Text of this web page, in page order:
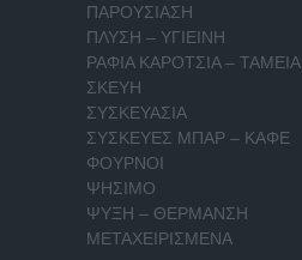
ΠΑΡΟΥΣΙΑΣΗ
ΠΛΥΣΗ – ΥΓΙΕΙΝΗ
ΡΑΦΙΑ ΚΑΡΟΤΣΙΑ – ΤΑΜΕΙΑ
ΣΚΕΥΗ
ΣΥΣΚΕΥΑΣΙΑ
ΣΥΣΚΕΥΕΣ ΜΠΑΡ – ΚΑΦΕ
ΦΟΥΡΝΟΙ
ΨΗΣΙΜΟ
ΨΥΞΗ – ΘΕΡΜΑΝΣΗ
ΜΕΤΑΧΕΙΡΙΣΜΕΝΑ